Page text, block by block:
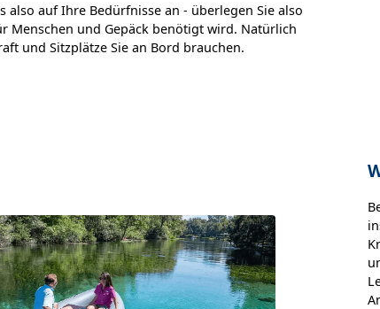
also auf Ihre Bedürfnisse an - überlegen Sie also
Menschen und Gepäck benötigt wird. Natürlich
und Sitzplätze Sie an Bord brauchen.